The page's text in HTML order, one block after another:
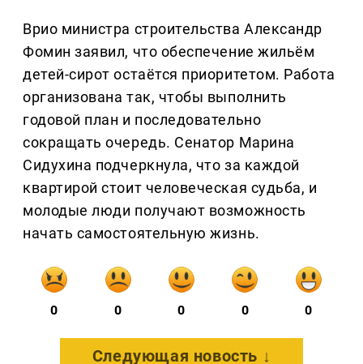
Врио министра строительства Александр
Фомин заявил, что обеспечение жильём
детей-сирот остаётся приоритетом. Работа
организована так, чтобы выполнить
годовой план и последовательно
сокращать очередь. Сенатор Марина
Сидухина подчеркнула, что за каждой
квартирой стоит человеческая судьба, и
молодые люди получают возможность
начать самостоятельную жизнь.
0 0 0 0 0
Следующая новость ↓